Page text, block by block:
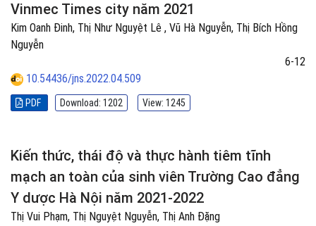
Vinmec Times city năm 2021
Kim Oanh Đinh, Thị Như Nguyệt Lê , Vũ Hà Nguyễn, Thị Bích Hồng
Nguyễn
6-12
10.54436/jns.2022.04.509
PDF Download: 1202 View: 1245
Kiến thức, thái độ và thực hành tiêm tĩnh
mạch an toàn của sinh viên Trường Cao đẳng
Y dược Hà Nội năm 2021-2022
Thị Vui Phạm, Thị Nguyệt Nguyễn, Thị Anh Đặng